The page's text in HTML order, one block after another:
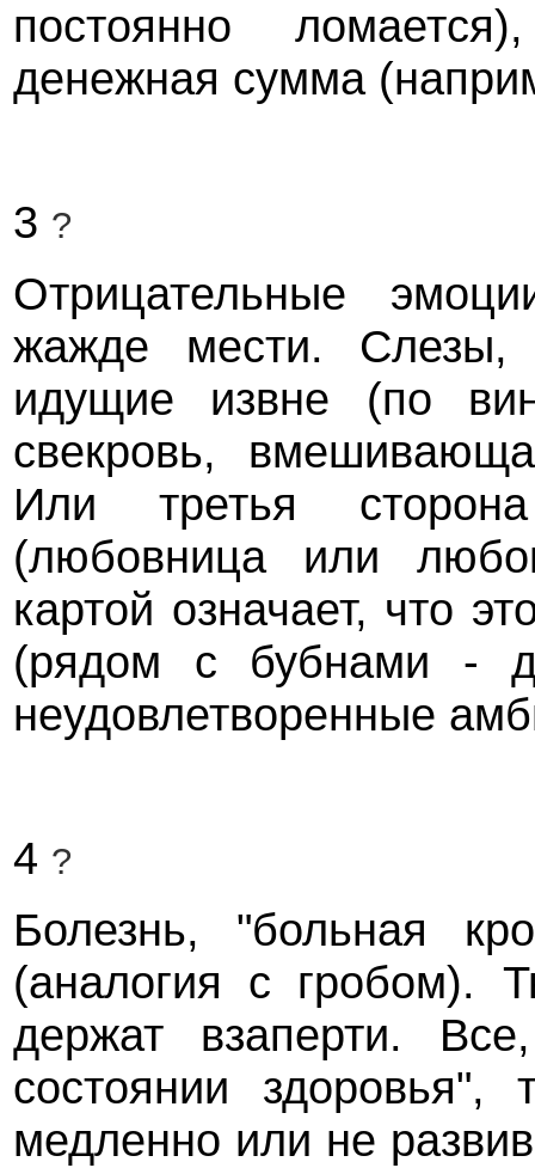
постоянно
денежная сумма
3 ?
Отрицательные
жажде мести. Слезы,
идущие извне (по
свекровь,
Или третья
(любовница или
картой означает, что
(рядом с бубнами -
неудовлетворенные
4 ?
Болезнь, "больная
(аналогия с гробом).
держат взаперти.
состоянии здоровья",
медленно или не